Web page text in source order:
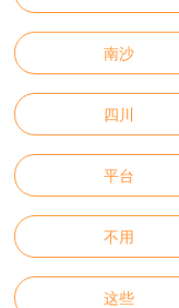
南沙
四川
平台
不用
这些